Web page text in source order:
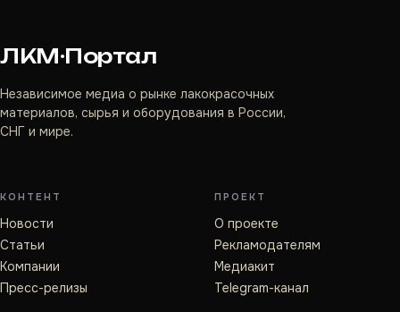
ЛКМ·Портал
Независимое медиа о рынке лакокрасочных
материалов, сырья и оборудования в России,
СНГ и мире.
КОНТЕНТ
Новости
Статьи
Компании
Пресс-релизы
ПРОЕКТ
О проекте
Рекламодателям
Медиакит
Telegram-канал